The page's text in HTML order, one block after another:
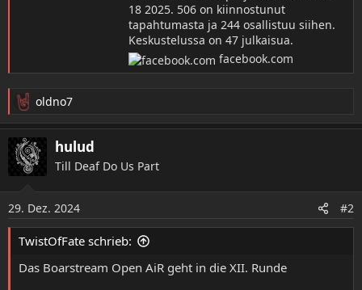
18 2025. 506 on kiinnostunut
tapahtumasta ja 244 osallistuu siihen.
Keskustelussa on 47 julkaisua.
facebook.com
R
e
a
k
n
e
oldno7
hulud
Till Deaf Do Us Part
29. Dez. 2024 #2
TwistOfFate schrieb:
Das Boarstream Open AiR geht in die XII. Runde